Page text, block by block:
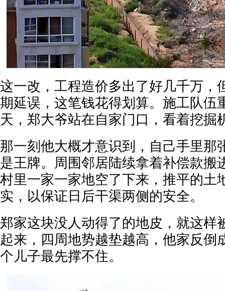
这一改，工程造价多出了好几千万，
期延误，这笔钱花得划算。施工队伍
天，郑大爷站在自家门口，看着挖掘
那一刻他大概才意识到，自己手里那
是王牌。周围邻居陆续拿着补偿款搬
村里一家一家地空了下来，推平的土
实，以保证日后干渠两侧的安全。
郑家这块没人动得了的地皮，就这样
起来，四周地势越垫越高，他家反倒
个儿子最先撑不住。